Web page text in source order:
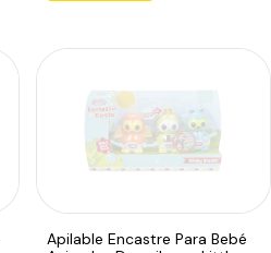
Apilable Encastre Para Bebé